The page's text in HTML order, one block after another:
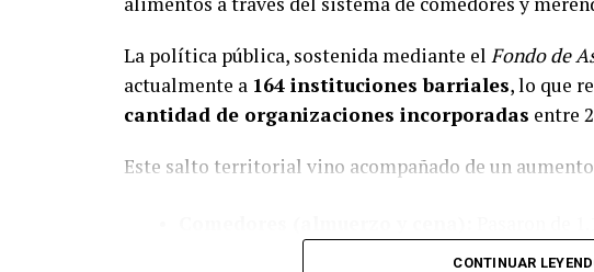
La política pública, sostenida mediante el Fondo de
actualmente a 164 instituciones barriales, lo que
cantidad de organizaciones incorporadas entre
Este salto territorial vino acompañado de un
, lo que representa un incremento del
CONTINUAR